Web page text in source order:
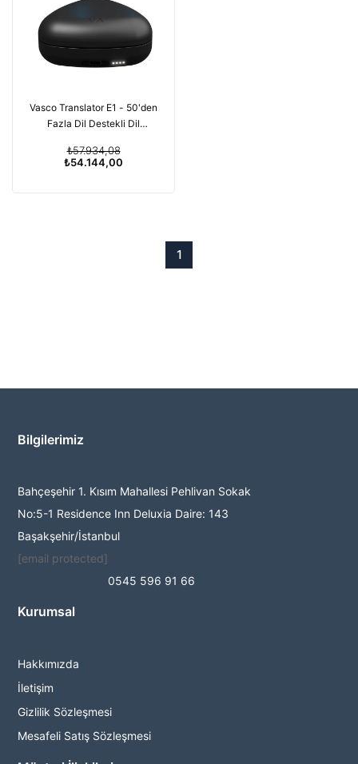
Vasco Translator E1 - 50'den
Fazla Dil Destekli Dil
₺54.144,00
₺57.934,08
1
Bilgilerimiz
Bahçeşehir 1. Kısım Mahallesi Pehlivan Sokak
No:5-1 Residence Inn Deluxia Daire: 143
Başakşehir/İstanbul
[email protected]
0545 596 91 66
Kurumsal
Hakkımızda
İletişim
Gizlilik Sözleşmesi
Mesafeli Satış Sözleşmesi